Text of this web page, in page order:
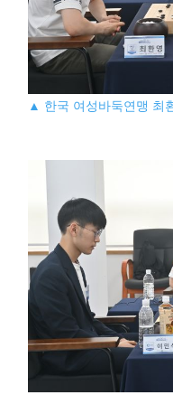
▲ 한국 여성바둑연맹 최